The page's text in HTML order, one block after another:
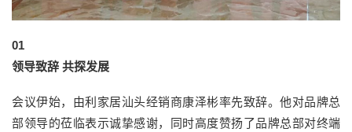
01
领导致辞 共探发展
会议伊始，由利家居汕头经销商康泽彬率先致辞。他对品牌总
部领导的莅临表示诚挚感谢，同时高度赞扬了品牌总部对终端